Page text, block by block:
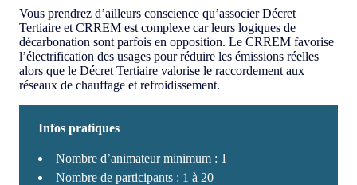
Vous prendrez d’ailleurs conscience qu’associer Décret
Tertiaire et CRREM est complexe car leurs logiques de
décarbonation sont parfois en opposition. Le CRREM favorise
l’électrification des usages pour réduire les émissions réelles
alors que le Décret Tertiaire valorise le raccordement aux
réseaux de chauffage et refroidissement.
Infos pratiques
Nombre d’animateur minimum : 1
Nombre de participants : 1 à 20